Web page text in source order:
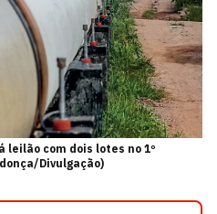
com dois lotes no 1º
Divulgação)